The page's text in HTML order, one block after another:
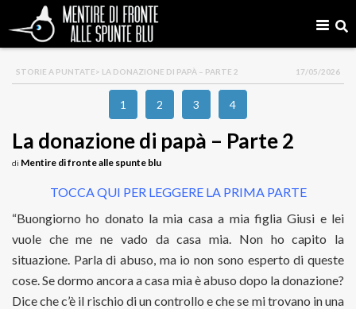
STORIE A PUNTATE> LA DONAZIONE DI PAPÀ – PARTE 2 17/05/2026
1 2 3 4
La donazione di papà – Parte 2
di Mentire di fronte alle spunte blu
TOCCA QUI PER LEGGERE LA PRIMA PARTE
“Buongiorno ho donato la mia casa a mia figlia Giusi e lei
vuole che me ne vado da casa mia. Non ho capito la
situazione. Parla di abuso, ma io non sono esperto di queste
cose. Se dormo ancora a casa mia è abuso dopo la donazione?
Dice che c’è il rischio di un controllo e che se mi trovano in una